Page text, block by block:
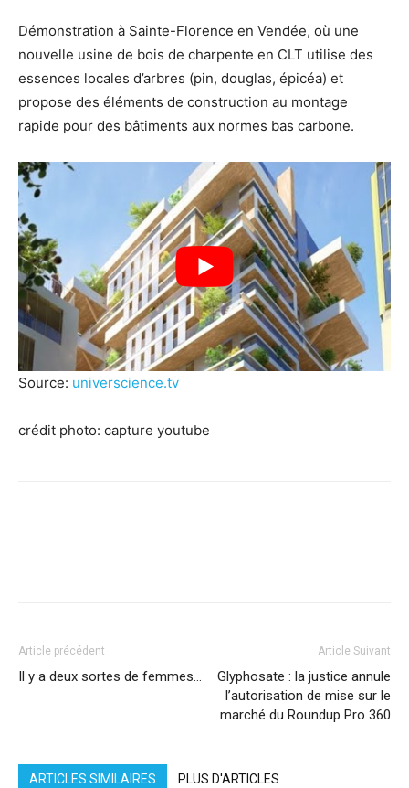
Démonstration à Sainte-Florence en Vendée, où une
nouvelle usine de bois de charpente en CLT utilise des
essences locales d’arbres (pin, douglas, épicéa) et
propose des éléments de construction au montage
rapide pour des bâtiments aux normes bas carbone.
Source: universcience.tv
crédit photo: capture youtube
Article précédent
Il y a deux sortes de femmes…
Article Suivant
Glyphosate : la justice annule
l’autorisation de mise sur le
marché du Roundup Pro 360
ARTICLES SIMILAIRES PLUS D'ARTICLES